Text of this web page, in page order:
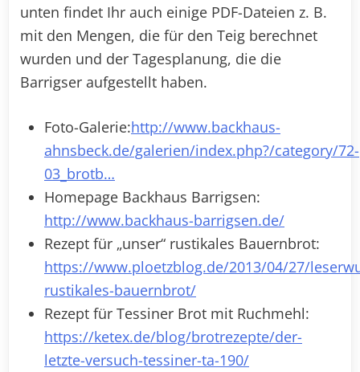
unten findet Ihr auch einige PDF-Dateien z. B.
mit den Mengen, die für den Teig berechnet
wurden und der Tagesplanung, die die
Barrigser aufgestellt haben.
Foto-Galerie:http://www.backhaus-
ahnsbeck.de/galerien/index.php?/category/72-
03_brotb…
Homepage Backhaus Barrigsen:
http://www.backhaus-barrigsen.de/
Rezept für „unser“ rustikales Bauernbrot:
https://www.ploetzblog.de/2013/04/27/
rustikales-bauernbrot/
Rezept für Tessiner Brot mit Ruchmehl:
https://ketex.de/blog/brotrezepte/der-
letzte-versuch-tessiner-ta-190/